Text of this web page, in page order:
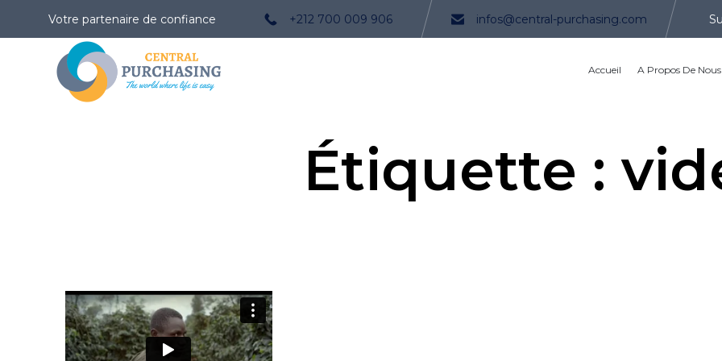
Votre partenaire de confiance +212 700 009 906 infos@central-purchasing.com
Accueil A Propos De Nous
Étiquette :